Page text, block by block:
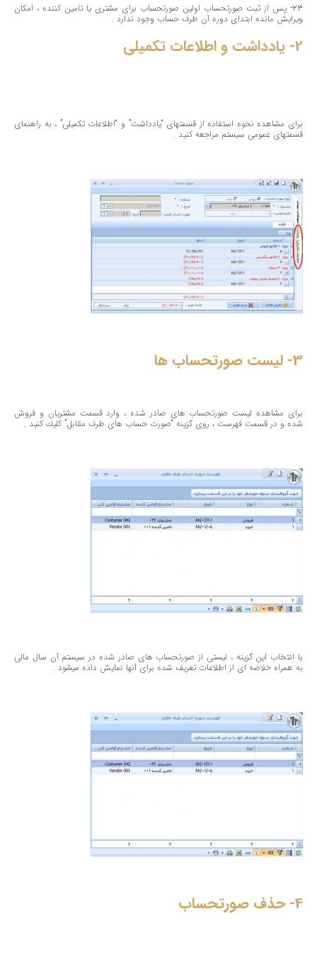
23- پس از ثبت صورتحساب اولین صورتحساب برای مشتری یا تامین كننده ، امكان
ویرایش مانده ابتدای دوره آن طرف حساب وجود ندارد .
2- یادداشت و اطلاعات تكمیلی
برای مشاهده نحوه استفاده از قسمتهای “یادداشت” و “اطلاعات تكمیلی” ، به راهنمای
قسمتهای عمومی سیستم مراجعه كنید .
3- لیست صورتحساب ها
برای مشاهده لیست صورتحساب های صادر شده ، وارد قسمت مشتریان و فروش
شده و در قسمت فهرست ، روی گزینه “صورت حساب های طرف مقابل” كلیك كنید .
با انتخاب این گزینه ، لیستی از صورتحساب های صادر شده در سیستم آن سال مالی
به همراه خلاصه ای از اطلاعات تعریف شده برای آنها نمایش داده میشود .
4- حذف صورتحساب